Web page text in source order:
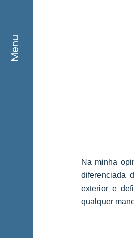
Menu
Na minha
diferenciada
exterior e
qualquer